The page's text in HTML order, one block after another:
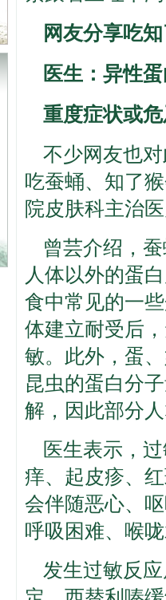
网友分享吃
医生：异性
重度症状或
不少网友也
吃蚕蛹、知了
院皮肤科主治
曾芸介绍，
人体以外的蛋
食中常见的一
体建立耐受后
敏。此外，蛋
昆虫的蛋白分
解，因此部分
医生表示，
痒、起皮疹、
会伴随恶心、
呼吸困难、喉
发生过敏反